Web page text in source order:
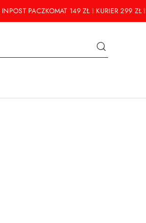
INPOST PACZKOMAT 149 ZŁ ❕ KURIER 299 ZŁ ❕